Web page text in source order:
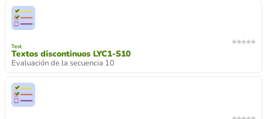
Test
Textos discontinuos LYC1-S10
Evaluación de la secuencia 10